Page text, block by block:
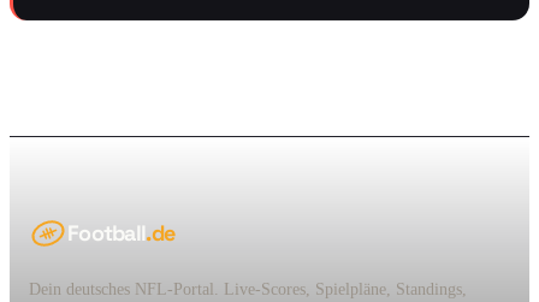
Football.de
Dein deutsches NFL-Portal. Live-Scores, Spielpläne, Standings,